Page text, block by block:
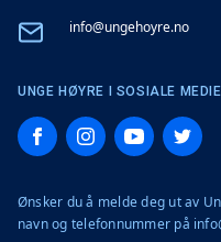
Email info@ungehoyre.no
UNGE HØYRE I SOSIALE
FacebookInstagramYouTubeTwitter
Ønsker du å melde deg ut av
navn og telefonnummer på